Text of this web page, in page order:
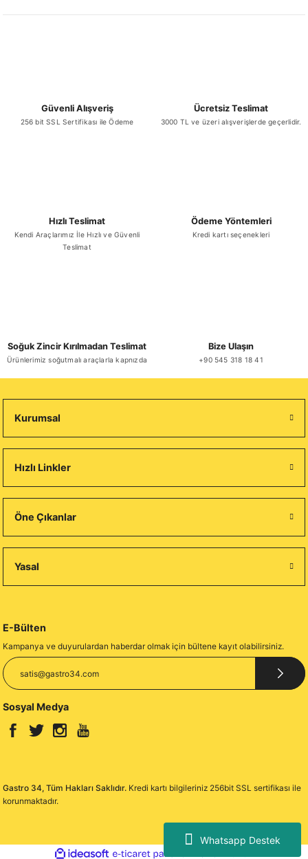
Whatsapp Destek
Güvenli Alışveriş
256 bit SSL Sertifikası ile Ödeme
Ücretsiz Teslimat
3000 TL ve üzeri alışverişlerde geçerlidir.
Hızlı Teslimat
Kendi Araçlarımız İle Hızlı ve Güvenli
Teslimat
Ödeme Yöntemleri
Kredi kartı seçenekleri
Soğuk Zincir Kırılmadan Teslimat
Ürünlerimiz soğutmalı araçlarla kapnızda
Bize Ulaşın
+90 545 318 18 41
Kurumsal
Hızlı Linkler
Öne Çıkanlar
Yasal
E-Bülten
Kampanya ve duyurulardan haberdar olmak için bültene kayıt olabilirsiniz.
Sosyal Medya
Gastro 34, Tüm Hakları Saklıdır. Kredi kartı bilgileriniz 256bit SSL sertifikası ile
korunmaktadır.
ideasoft